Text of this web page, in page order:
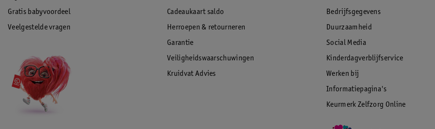
Gratis babyvoordeel
Veelgestelde vragen
Cadeaukaart saldo
Herroepen & retourneren
Garantie
Veiligheidswaarschuwingen
Kruidvat Advies
Bedrijfsgegevens
Duurzaamheid
Social Media
Kinderdagverblijfservice
Werken bij
Informatiepagina's
Keurmerk Zelfzorg Online